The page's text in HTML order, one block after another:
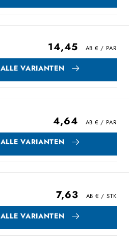
14,45
ALLE VARIANTEN
4,64
ALLE VARIANTEN
7,63
ALLE VARIANTEN